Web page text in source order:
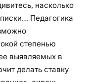
насколько
Педагогика
степенью
выявляемых в
делать ставку